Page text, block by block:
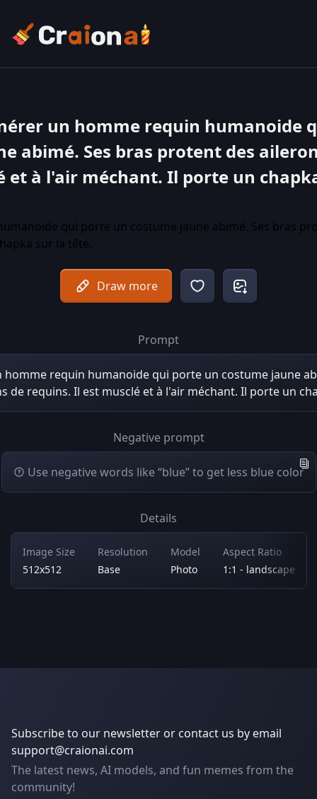
un homme requin humanoide
abimé. Ses bras protent des
et à l'air méchant. Il porte un
Draw more
Prompt
requin humanoide qui porte un costume jaune
de requins. Il est musclé et à l'air méchant. Il porte un
Negative prompt
Use negative words like “blue” to get less blue color
Details
Image Size
512x512
Resolution
Base
Model
Photo
Aspect Ratio
1:1 - landscape
Subscribe to our newsletter or contact us by email
support@craionai.com
The latest news, AI models, and fun memes from the
community!